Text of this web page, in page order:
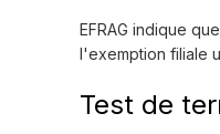
EFRAG indique
l'exemption filiale
Test de